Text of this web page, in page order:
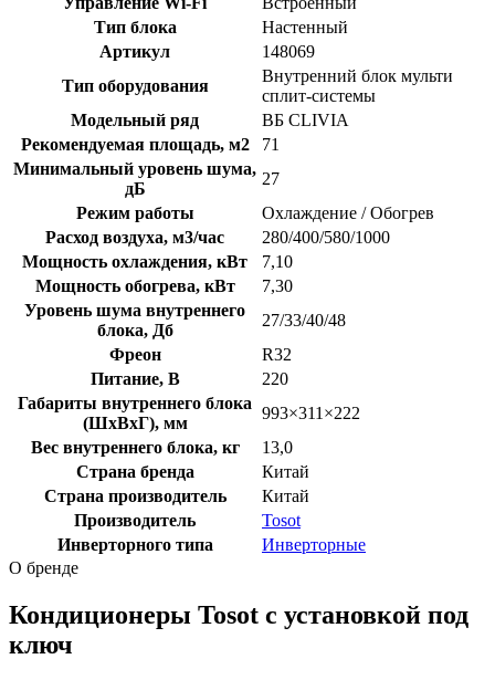
Тип блока
Настенный
Артикул
148069
Тип оборудования
Внутренний блок мульти
сплит-системы
Модельный ряд
ВБ CLIVIA
Рекомендуемая площадь, м2
71
Минимальный уровень шума,
дБ
27
Режим работы
Охлаждение / Обогрев
Расход воздуха, м3/час
280/400/580/1000
Мощность охлаждения, кВт
7,10
Мощность обогрева, кВт
7,30
Уровень шума внутреннего
блока, Дб
27/33/40/48
Фреон
R32
Питание, В
220
Габариты внутреннего блока
(ШхВхГ), мм
993×311×222
Вес внутреннего блока, кг
13,0
Страна бренда
Китай
Страна производитель
Китай
Производитель
Tosot
Инверторного типа
Инверторные
О бренде
Кондиционеры Tosot с установкой под
ключ